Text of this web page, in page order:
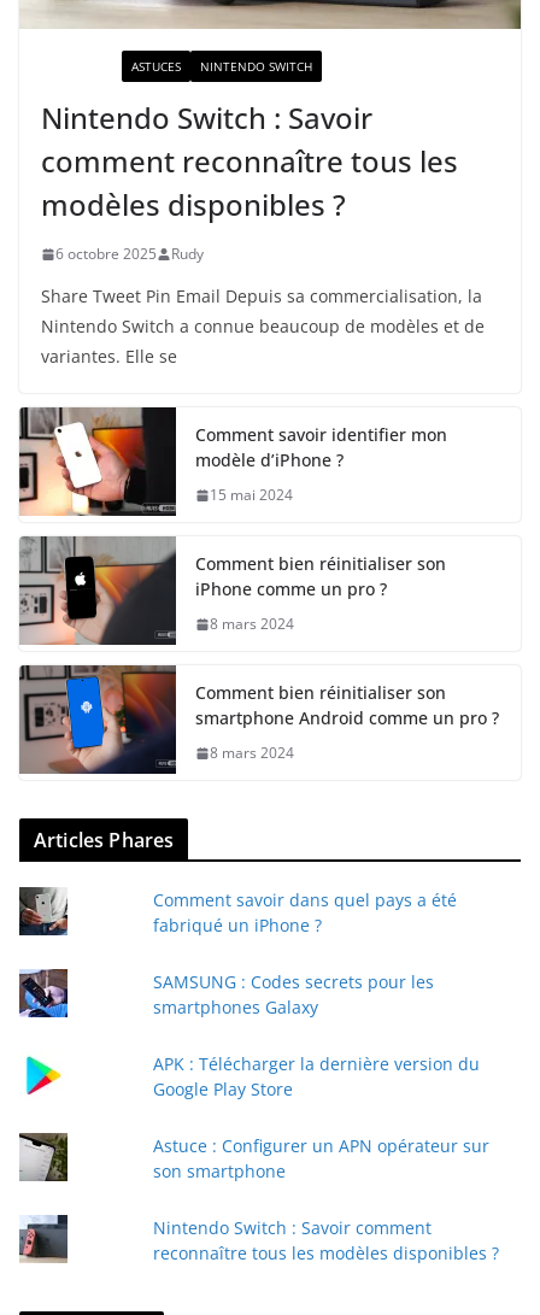
ASTUCES NINTENDO SWITCH
Nintendo Switch : Savoir
comment reconnaître tous les
modèles disponibles ?
6 octobre 2025 Rudy
Share Tweet Pin Email Depuis sa commercialisation, la
Nintendo Switch a connue beaucoup de modèles et de
variantes. Elle se
Comment savoir identifier mon
modèle d’iPhone ?
15 mai 2024
Comment bien réinitialiser son
iPhone comme un pro ?
8 mars 2024
Comment bien réinitialiser son
smartphone Android comme un pro ?
8 mars 2024
Articles Phares
Comment savoir dans quel pays a été
fabriqué un iPhone ?
SAMSUNG : Codes secrets pour les
smartphones Galaxy
APK : Télécharger la dernière version du
Google Play Store
Astuce : Configurer un APN opérateur sur
son smartphone
Nintendo Switch : Savoir comment
reconnaître tous les modèles disponibles ?